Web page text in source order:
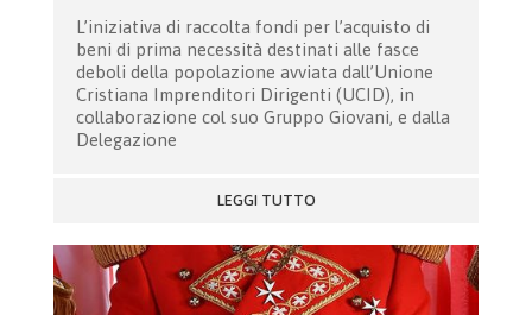
L’iniziativa di raccolta fondi per l’acquisto di
beni di prima necessità destinati alle fasce
deboli della popolazione avviata dall’Unione
Cristiana Imprenditori Dirigenti (UCID), in
collaborazione col suo Gruppo Giovani, e dalla
Delegazione
LEGGI TUTTO